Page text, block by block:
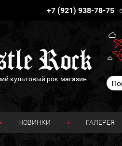
+7 (921) 938-78-75
культовый рок-магазин
НОВИНКИ ГАЛЕРЕЯ